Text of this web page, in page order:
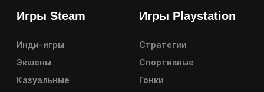
Игры Steam
Инди-игры
Экшены
Казуальные
Игры Playstation
Стратегии
Спортивные
Гонки